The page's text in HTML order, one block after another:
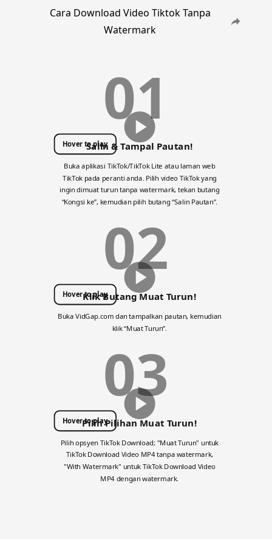
Cara Download Video Tiktok Tanpa
Watermark
01
Hover to playSalin & Tampal Pautan!
Buka aplikasi TikTok/TikTok Lite atau laman web
TikTok pada peranti anda. Pilih video TikTok yang
ingin dimuat turun tanpa watermark, tekan butang
“Kongsi ke”, kemudian pilih butang “Salin Pautan”.
02
Hover to play
Klik Butang Muat Turun!
Buka VidGap.com dan tampalkan pautan, kemudian
klik “Muat Turun”.
03
Hover to play
Pilih Pilihan Muat Turun!
Pilih opsyen TikTok Download; "Muat Turun" untuk
TikTok Download Video MP4 tanpa watermark,
"With Watermark" untuk TikTok Download Video
MP4 dengan watermark.